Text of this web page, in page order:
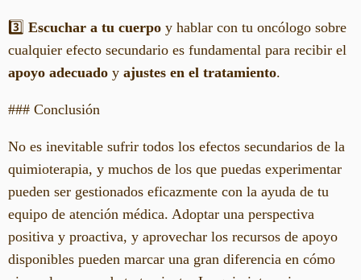
3️⃣ Escuchar a tu cuerpo y hablar con tu oncólogo sobre
cualquier efecto secundario es fundamental para recibir el
apoyo adecuado y ajustes en el tratamiento.
### Conclusión
No es inevitable sufrir todos los efectos secundarios de la
quimioterapia, y muchos de los que puedas experimentar
pueden ser gestionados eficazmente con la ayuda de tu
equipo de atención médica. Adoptar una perspectiva
positiva y proactiva, y aprovechar los recursos de apoyo
disponibles pueden marcar una gran diferencia en cómo